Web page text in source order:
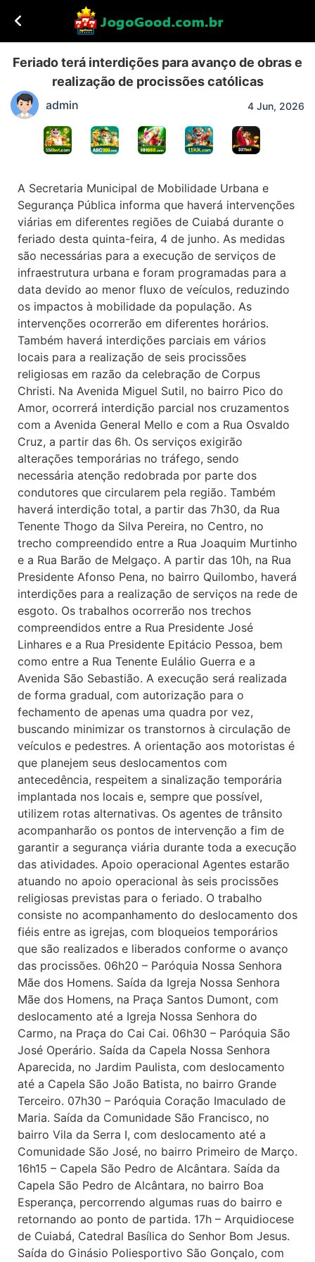
Feriado terá interdições para avanço de obras e
realização de procissões católicas
admin 4 Jun, 2026
A Secretaria Municipal de Mobilidade Urbana e
Segurança Pública informa que haverá intervenções
viárias em diferentes regiões de Cuiabá durante o
feriado desta quinta-feira, 4 de junho. As medidas
são necessárias para a execução de serviços de
infraestrutura urbana e foram programadas para a
data devido ao menor fluxo de veículos, reduzindo
os impactos à mobilidade da população. As
intervenções ocorrerão em diferentes horários.
Também haverá interdições parciais em vários
locais para a realização de seis procissões
religiosas em razão da celebração de Corpus
Christi. Na Avenida Miguel Sutil, no bairro Pico do
Amor, ocorrerá interdição parcial nos cruzamentos
com a Avenida General Mello e com a Rua Osvaldo
Cruz, a partir das 6h. Os serviços exigirão
alterações temporárias no tráfego, sendo
necessária atenção redobrada por parte dos
condutores que circularem pela região. Também
haverá interdição total, a partir das 7h30, da Rua
Tenente Thogo da Silva Pereira, no Centro, no
trecho compreendido entre a Rua Joaquim Murtinho
e a Rua Barão de Melgaço. A partir das 10h, na Rua
Presidente Afonso Pena, no bairro Quilombo, haverá
interdições para a realização de serviços na rede de
esgoto. Os trabalhos ocorrerão nos trechos
compreendidos entre a Rua Presidente José
Linhares e a Rua Presidente Epitácio Pessoa, bem
como entre a Rua Tenente Eulálio Guerra e a
Avenida São Sebastião. A execução será realizada
de forma gradual, com autorização para o
fechamento de apenas uma quadra por vez,
buscando minimizar os transtornos à circulação de
veículos e pedestres. A orientação aos motoristas é
que planejem seus deslocamentos com
antecedência, respeitem a sinalização temporária
implantada nos locais e, sempre que possível,
utilizem rotas alternativas. Os agentes de trânsito
acompanharão os pontos de intervenção a fim de
garantir a segurança viária durante toda a execução
das atividades. Apoio operacional Agentes estarão
atuando no apoio operacional às seis procissões
religiosas previstas para o feriado. O trabalho
consiste no acompanhamento do deslocamento dos
fiéis entre as igrejas, com bloqueios temporários
que são realizados e liberados conforme o avanço
das procissões. 06h20 – Paróquia Nossa Senhora
Mãe dos Homens. Saída da Igreja Nossa Senhora
Mãe dos Homens, na Praça Santos Dumont, com
deslocamento até a Igreja Nossa Senhora do
Carmo, na Praça do Cai Cai. 06h30 – Paróquia São
José Operário. Saída da Capela Nossa Senhora
Aparecida, no Jardim Paulista, com deslocamento
até a Capela São João Batista, no bairro Grande
Terceiro. 07h30 – Paróquia Coração Imaculado de
Maria. Saída da Comunidade São Francisco, no
bairro Vila da Serra I, com deslocamento até a
Comunidade São José, no bairro Primeiro de Março.
16h15 – Capela São Pedro de Alcântara. Saída da
Capela São Pedro de Alcântara, no bairro Boa
Esperança, percorrendo algumas ruas do bairro e
retornando ao ponto de partida. 17h – Arquidiocese
de Cuiabá, Catedral Basílica do Senhor Bom Jesus.
Saída do Ginásio Poliesportivo São Gonçalo, com